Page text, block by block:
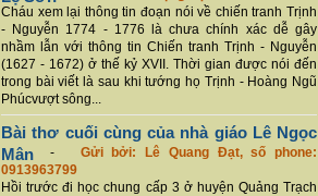
Cháu xem lại thông tin đoạn nói về chiến tranh Trịnh
- Nguyễn 1774 - 1776 là chưa chính xác dễ gây
nhầm lẫn với thông tin Chiến tranh Trịnh - Nguyễn
(1627 - 1672) ở thế kỷ XVII. Thời gian được nói đến
trong bài viết là sau khi tướng họ Trịnh - Hoàng Ngũ
Phúcvượt sông...
Bài thơ cuối cùng của nhà giáo Lê Ngọc
Mân - Gửi bởi: Lê Quang Đạt, số phone:
0913963799
Hồi trước đi học chung cấp 3 ở huyện Quảng Trạch